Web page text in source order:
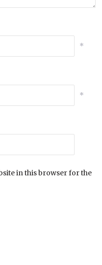
*
*
in this browser for the